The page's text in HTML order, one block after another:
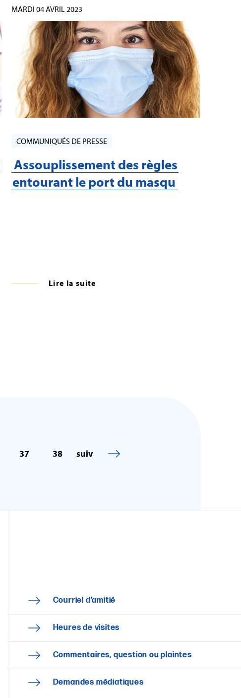
MARDI 04 AVRIL 2023
COMMUNIQUÉS DE PRESSE
Assouplissement des règles
entourant le port du masqu
Lire la suite
37 38 suiv
Courriel d’amitié
Heures de visites
Commentaires, question ou plaintes
Demandes médiatiques